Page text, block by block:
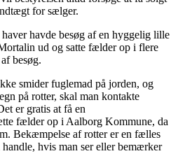
for sælger.
havde besøg af en hyggelig lille
ud og satte fælder op i flere
besøg.
smider fuglemad på jorden, og
på rotter, skal man kontakte
er gratis at få en
fælder op i Aalborg Kommune, da
Bekæmpelse af rotter er en fælles
hvis man ser eller bemærker